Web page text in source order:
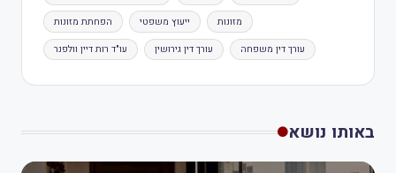
הפחתת מזונות ייעוץ משפטי מזונות
עו"ד רות דיין וולפנר עורך דין גירושין עורך דין משפחה
באותו נושא